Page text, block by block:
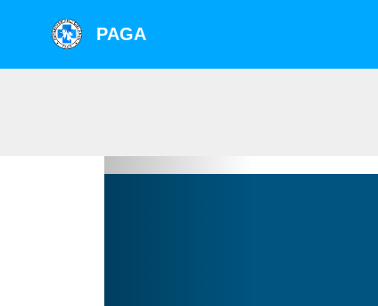
PAGA